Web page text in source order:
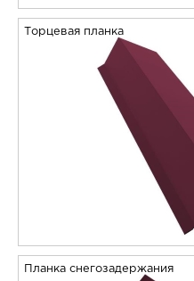
Торцевая планка
Планка снегозадержания